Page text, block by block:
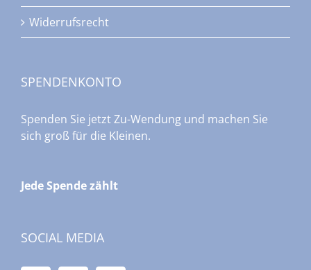
Widerrufsrecht
SPENDENKONTO
Spenden Sie jetzt Zu-Wendung und machen Sie
sich groß für die Kleinen.
Jede Spende zählt
SOCIAL MEDIA